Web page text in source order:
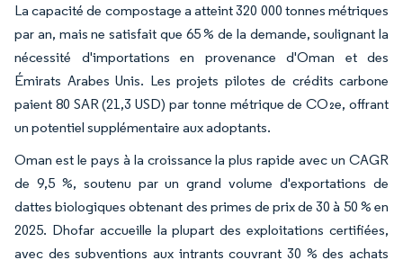
La capacité de compostage a atteint 320 000 tonnes métriques
par an, mais ne satisfait que 65 % de la demande, soulignant la
nécessité d'importations en provenance d'Oman et des
Émirats Arabes Unis. Les projets pilotes de crédits carbone
paient 80 SAR (21,3 USD) par tonne métrique de CO₂e, offrant
un potentiel supplémentaire aux adoptants.
Oman est le pays à la croissance la plus rapide avec un CAGR
de 9,5 %, soutenu par un grand volume d'exportations de
dattes biologiques obtenant des primes de prix de 30 à 50 % en
2025. Dhofar accueille la plupart des exploitations certifiées,
avec des subventions aux intrants couvrant 30 % des achats